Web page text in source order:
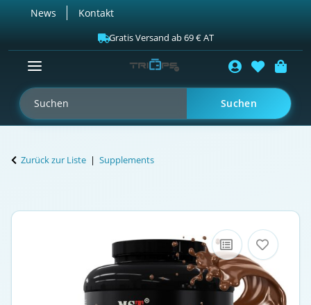
News Kontakt
Gratis Versand ab 69 € AT
Suchen
Zurück zur Liste Supplements